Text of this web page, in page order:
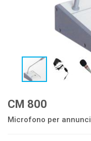
CM 800
Microfono per annunci